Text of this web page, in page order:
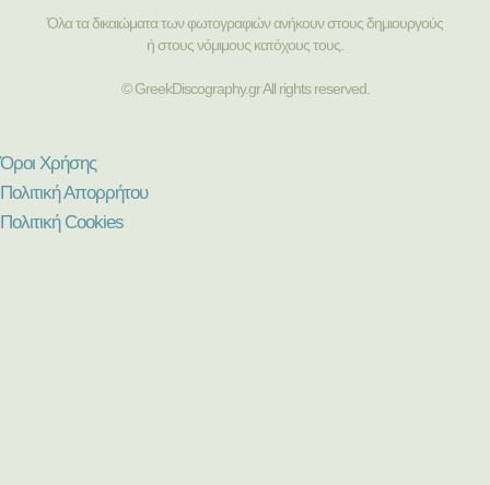
Όλα τα δικαιώματα των φωτογραφιών ανήκουν στους δημιουργούς
ή στους νόμιμους κατόχους τους.
© GreekDiscography.gr All rights reserved.
Όροι Χρήσης
Πολιτική Απορρήτου
Πολιτική Cookies